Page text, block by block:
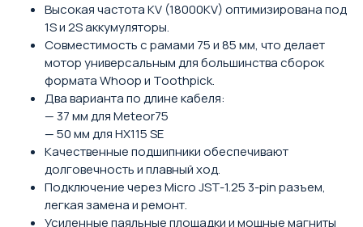
Высокая частота KV (18000KV) оптимизирована под
1S и 2S аккумуляторы.
Совместимость с рамами 75 и 85 мм, что делает
мотор универсальным для большинства сборок
формата Whoop и Toothpick.
Два варианта по длине кабеля:
— 37 мм для Meteor75
— 50 мм для HX115 SE
Качественные подшипники обеспечивают
долговечность и плавный ход.
Подключение через Micro JST-1.25 3-pin разъем,
легкая замена и ремонт.
Усиленные паяльные площадки и мощные магниты